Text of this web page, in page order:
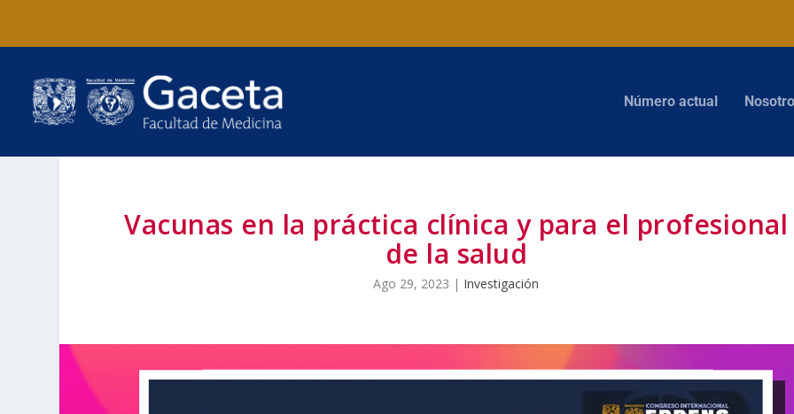
Número actual
Vacunas en la práctica clínica y para el profesional
de la salud
Ago 29, 2023 | Investigación